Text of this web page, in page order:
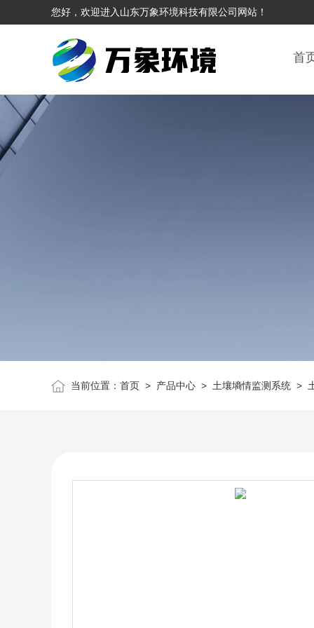
您好，欢迎进入山东万象环境科技有限公司网站！
首
当前位置： 首页> 产品中心> 土壤墒情监测系统>